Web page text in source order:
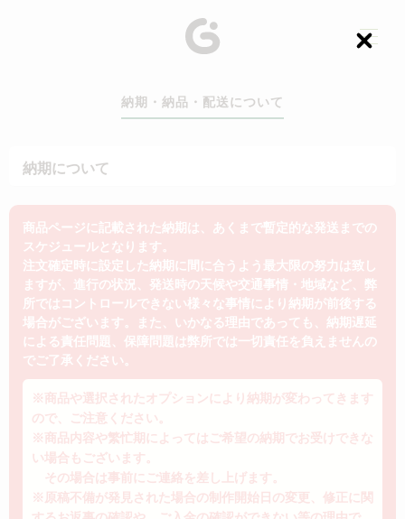
納期・納品・配送について
納期について
商品ページに記載された納期は、あくまで暫定的な発送までの
スケジュールとなります。
注文確定時に設定した納期に間に合うよう最大限の努力は致し
ますが、進行の状況、発送時の天候や交通事情・地域など、弊
所ではコントロールできない様々な事情により納期が前後する
場合がございます。また、いかなる理由であっても、納期遅延
による責任問題、保障問題は弊所では一切責任を負えませんの
でご了承ください。
※商品や選択されたオプションにより納期が変わってきます
ので、ご注意ください。
※商品内容や繁忙期によってはご希望の納期でお受けできな
い場合もございます。
その場合は事前にご連絡を差し上げます。
※原稿不備が発見された場合の制作開始日の変更、修正に関
C